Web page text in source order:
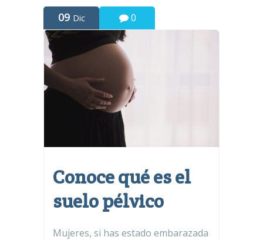
09 Dic 0
Conoce qué es el
suelo pélvico
Mujeres, si has estado embarazada